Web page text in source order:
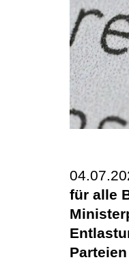
für alle